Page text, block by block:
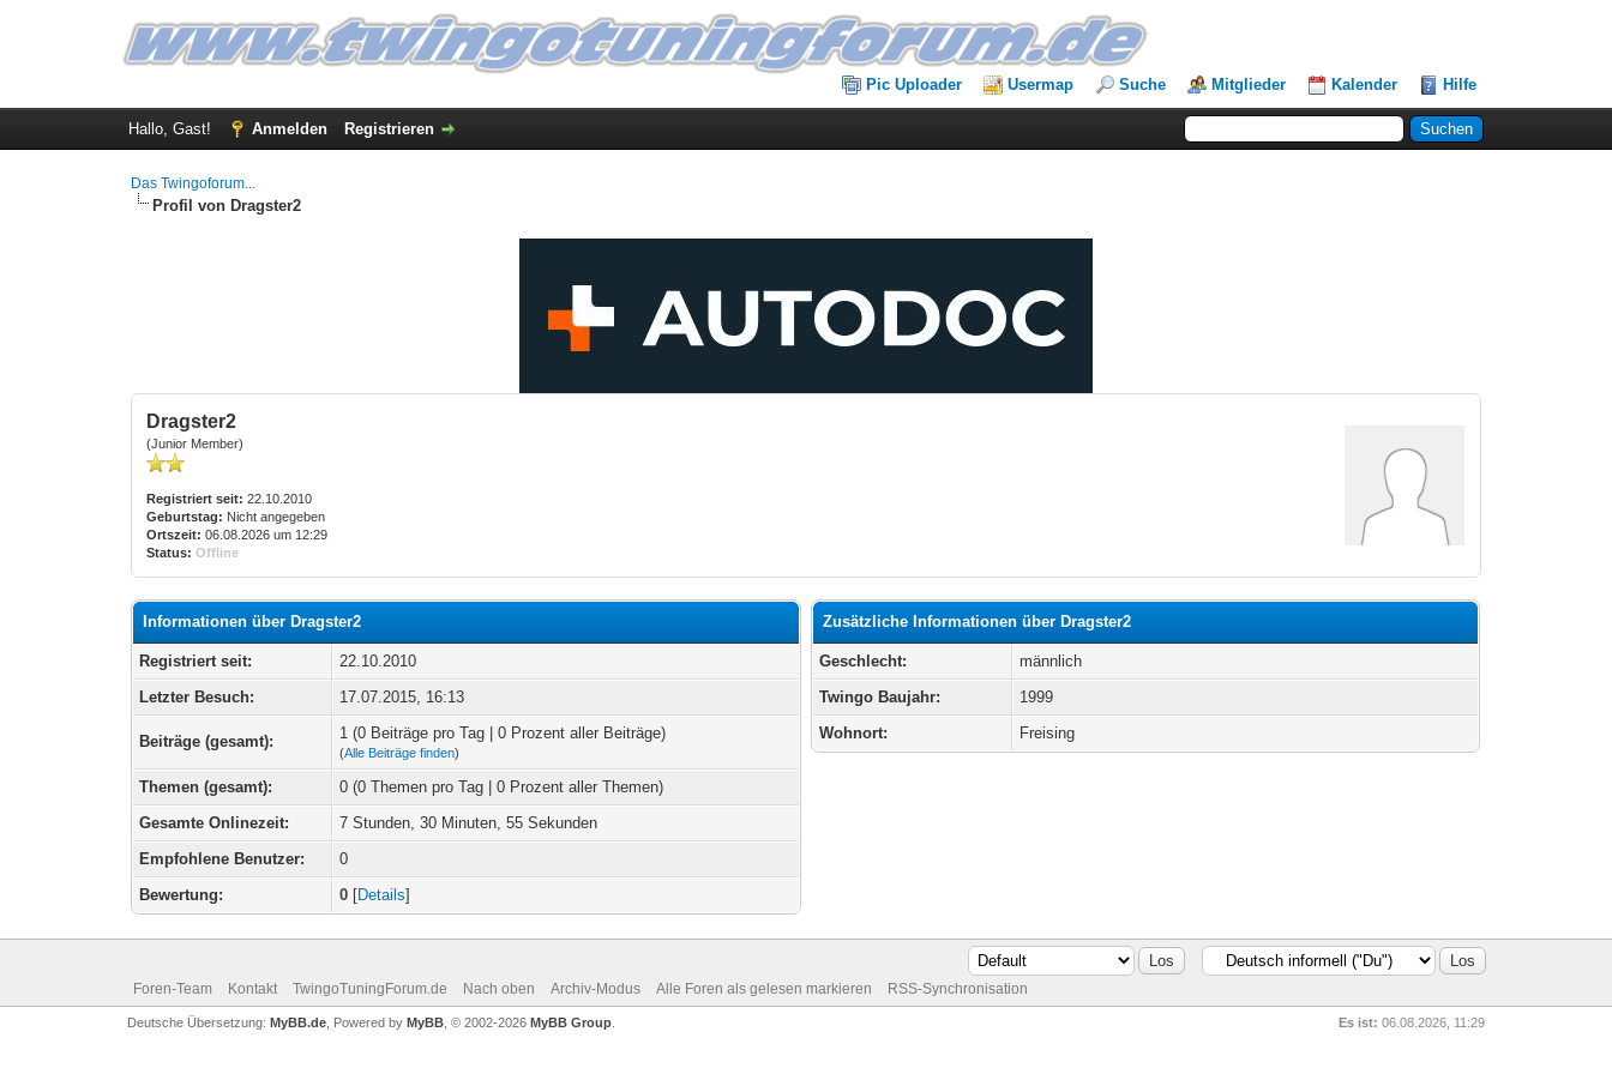
Pic Uploader Usermap Suche Mitglieder Kalender Hilfe
Hallo, Gast! Anmelden Registrieren
Das Twingoforum...
Profil von Dragster2
Dragster2
(Junior Member)
Registriert seit: 22.10.2010
Geburtstag: Nicht angegeben
Ortszeit: 06.08.2026 um 12:29
Status: Offline
Informationen über Dragster2
Registriert seit:
22.10.2010
Letzter Besuch:
17.07.2015, 16:13
Beiträge (gesamt): 1 (0 Beiträge pro Tag | 0 Prozent aller Beiträge)
(Alle Beiträge finden)
Themen (gesamt):
0 (0 Themen pro Tag | 0 Prozent aller Themen)
Gesamte Onlinezeit:
7 Stunden, 30 Minuten, 55 Sekunden
Empfohlene Benutzer:
0
Bewertung:
0 [Details]
Zusätzliche Informationen über Dragster2
Geschlecht:
männlich
Twingo Baujahr:
1999
Wohnort:
Freising
Foren-Team Kontakt TwingoTuningForum.de Nach oben Archiv-Modus Alle Foren als gelesen markieren RSS-Synchronisation
Es ist: 06.08.2026, 11:29
Deutsche Übersetzung: MyBB.de, Powered by MyBB, © 2002-2026 MyBB Group.